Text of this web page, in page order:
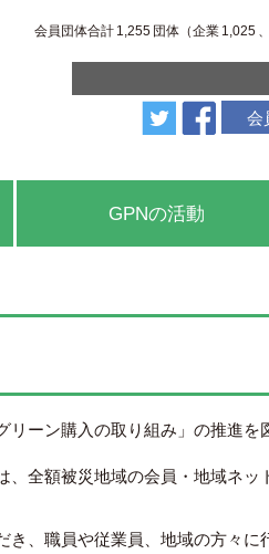
会員団体合計 1,255 団体（企業 1,025
会
GPNの活動
ーン購入の取り組み」の推進を
全額被災地域の会員・地域ネ
、職員や従業員、地域の方々